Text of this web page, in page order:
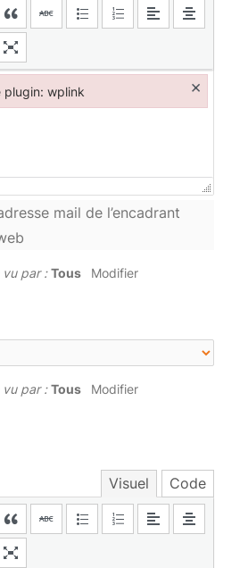
mail de l’encadrant
vu par :Tous Modifier
vu par :Tous Modifier
Visuel Code
plugin: wplink ×
wplink